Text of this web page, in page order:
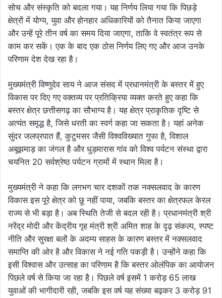
सोच और संस्कृति को बदला गया। यह निर्णय लिया गया कि पिछड़े
क्षेत्रों में योग्य, युवा और होनहार अधिकारियों को तैनात किया जाएगा
और उन्हें पूरे तीन वर्ष का समय दिया जाएगा, ताकि वे स्वतंत्र रूप से
काम कर सकें। एक के बाद एक ठोस निर्णय लिए गए और आज उनके
परिणाम देश देख रहा है।
मुख्यमंत्री विष्णुदेव साय ने आज संसद में प्रधानमंत्री के बस्तर में हुए
विकास पर दिए गए वक्तव्य पर प्रतिक्रिया व्यक्त करते हुए कहा कि
बस्तर क्षेत्र छत्तीसगढ़ का सौभाग्य है। यह क्षेत्र प्राकृतिक दृष्टि से
अत्यंत समृद्ध है, जिसे धरती का स्वर्ग कहा जा सकता है। यहां अनेक
सुंदर जलप्रपात हैं, कुटुमसर जैसी विश्वविख्यात गुफा है, विशाल
अबूझमाड़ का जंगल है और धुड़मारास गांव को विश्व पर्यटन संस्था द्वारा
चयनित 20 सर्वश्रेष्ठ पर्यटन ग्रामों में स्थान मिला है।
मुख्यमंत्री ने कहा कि लगभग चार दशकों तक नक्सलवाद के कारण
विकास इस पूरे क्षेत्र को छू नहीं पाया, जबकि बस्तर का क्षेत्रफल केरल
राज्य से भी बड़ा है। अब स्थिति तेजी से बदल रही है। प्रधानमंत्री श्री
नरेंद्र मोदी और केंद्रीय गृह मंत्री श्री अमित शाह के दृढ़ संकल्प, स्पष्ट
नीति और सुरक्षा बलों के अदम्य साहस के कारण बस्तर में नक्सलवाद
समाप्ति की ओर है और विकास ने नई गति पकड़ी है। उन्होंने कहा कि
इसी विश्वास और उत्साह का परिणाम है कि बस्तर ओलंपिक का आयोजन
पिछले वर्ष से किया जा रहा है। पिछले वर्ष इसमें 1 करोड़ 65 लाख
युवाओं की भागीदारी रही, जबकि इस वर्ष यह संख्या बढ़कर 3 करोड़ 91